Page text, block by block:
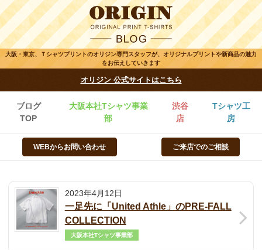
大阪・東京、Ｔシャツプリントのオリジン専門スタッフが、オリジナルプリントや新商品の魅力
をお伝えしていきます
オリジン 公式サイトはこちら
ブログ
TOP
大阪本社Tシャツ事業
部
渋谷
店
Tシャツ工
房
WEBからお問い合わせ ご来店でのご相談
2023年4月12日
一足先に「United Athle」のPRE-FALL
COLLECTION
大阪本社Tシャツ事業部